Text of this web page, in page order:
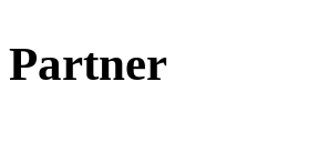
Partner